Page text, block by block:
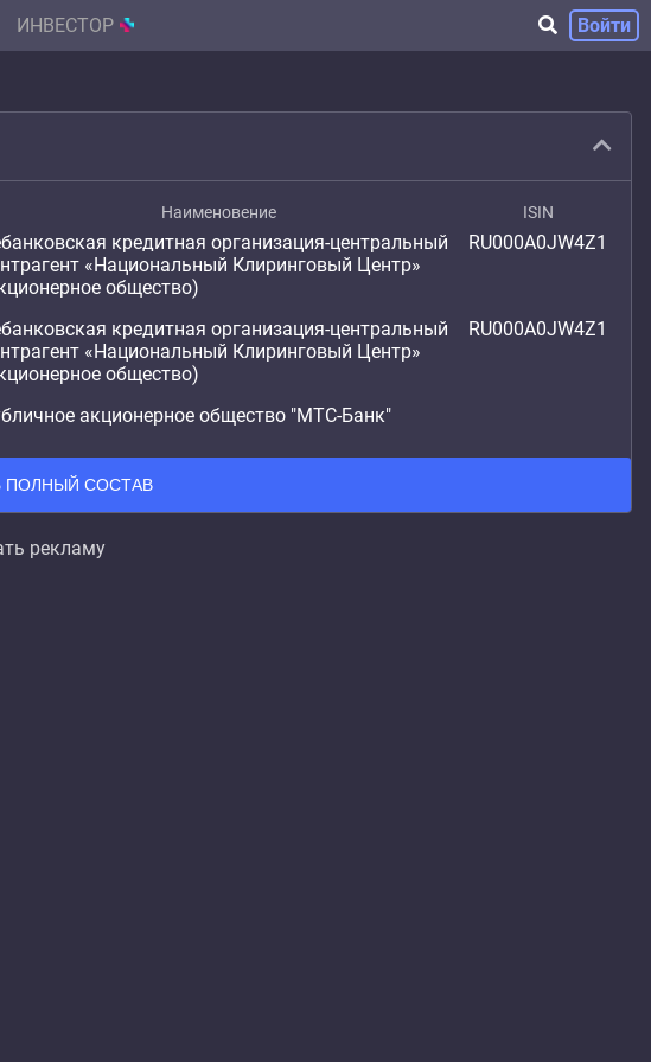
ИНВЕСТОР Войти
Наименовение ISIN
кредитная организация-центральный
«Национальный Клиринговый Центр»
общество)
RU000A0JW4Z1
кредитная организация-центральный
«Национальный Клиринговый Центр»
общество)
RU000A0JW4Z1
акционерное общество "МТС-Банк"
ПОЛНЫЙ СОСТАВ
рекламу